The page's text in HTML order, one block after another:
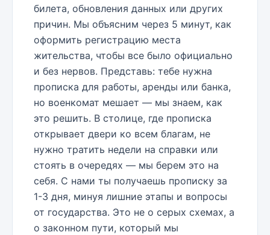
билета, обновления данных или других
причин. Мы объясним через 5 минут, как
оформить регистрацию места
жительства, чтобы все было официально
и без нервов. Представь: тебе нужна
прописка для работы, аренды или банка,
но военкомат мешает — мы знаем, как
это решить. В столице, где прописка
открывает двери ко всем благам, не
нужно тратить недели на справки или
стоять в очередях — мы берем это на
себя. С нами ты получаешь прописку за
1-3 дня, минуя лишние этапы и вопросы
от государства. Это не о серых схемах, а
о законном пути, который мы